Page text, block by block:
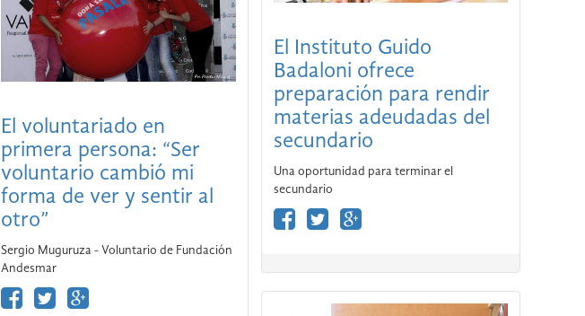
El voluntariado en
primera persona: “Ser
forma de ver y sentir al
otro”
Sergio Muguruza - Voluntario de Fundación
Andesmar
El Instituto Guido
Badaloni ofrece
preparación para rendir
materias adeudadas del
secundario
Una oportunidad para terminar el
secundario